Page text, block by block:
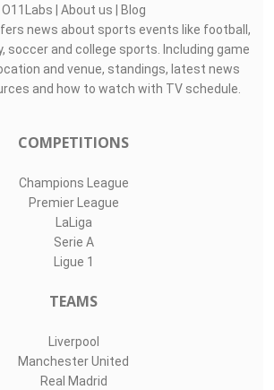
O11Labs About us
Blog
news about sports events like football,
soccer and college sports. Including game
and venue, standings, latest news
and how to watch with TV schedule.
COMPETITIONS
Champions League
Premier League
LaLiga
Serie A
Ligue 1
TEAMS
Liverpool
Manchester United
Real Madrid